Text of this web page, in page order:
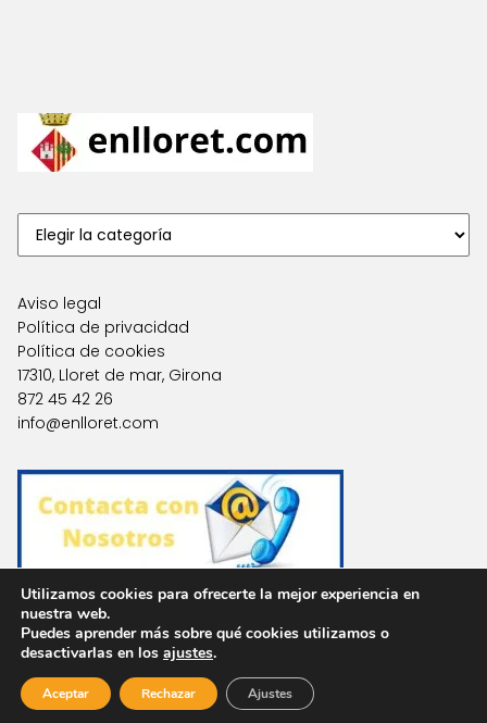
Aviso legal
Política de privacidad
Política de cookies
17310, Lloret de mar, Girona
872 45 42 26
info@enlloret.com
Agencias en Otras Localidades
Utilizamos cookies para ofrecerte la mejor experiencia en
nuestra web.
Puedes aprender más sobre qué cookies utilizamos o
desactivarlas en los ajustes.
Aceptar Rechazar Ajustes